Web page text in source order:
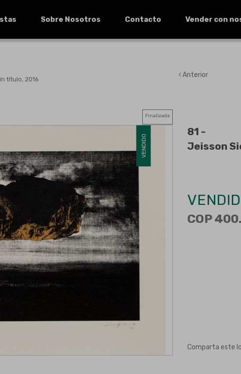
Sobre Nosotros Contacto Vender con
título, 2016
Anterior
Finalizada
VENDIDO
81 -
Jeisson
COP
Comparta este